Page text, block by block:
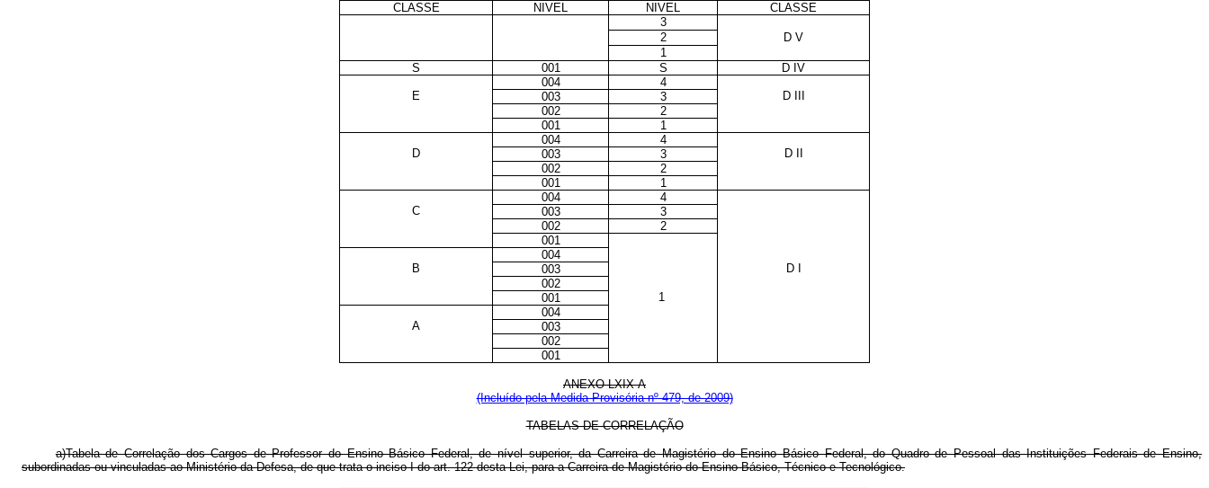
CLASSE
NIVEL NIVEL
CLASSE
3
2
D V
1
S
001 S
D IV
004
4
E
003 3
D III
002
2
001
1
004
4
D
003 3
D II
002
2
001
1
004
4
C
003
3
002
2
001
004
B
003
D I
002
001
1
004
A
003
002
001
ANEXO LXIX-A
(Incluído pela Medida Provisória nº 479, de 2009)
TABELAS DE CORRELAÇÃO
a)Tabela de Correlação dos Cargos de Professor do Ensino Básico Federal, de nível superior, da Carreira de Magistério do Ensino Básico Federal, do Quadro de Pessoal das Instituições Federais de Ensino,
subordinadas ou vinculadas ao Ministério da Defesa, de que trata o inciso I do art. 122 desta Lei, para a Carreira de Magistério do Ensino Básico, Técnico e Tecnológico.